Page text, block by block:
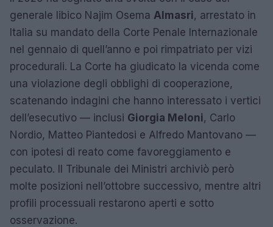
generale libico Najim Osema Almasri, arrestato in
Italia su mandato della Corte Penale Internazionale
nel gennaio di quell’anno e poi rimpatriato per vizi
procedurali. La Corte ha giudicato la vicenda come
una violazione degli obblighi di cooperazione,
scatenando indagini che hanno interessato i vertici
dell’esecutivo — inclusi Giorgia Meloni, Carlo
Nordio, Matteo Piantedosi e Alfredo Mantovano —
con ipotesi di reato come favoreggiamento e
peculato. Il Tribunale dei Ministri archiviò però
molte posizioni nell’ottobre successivo, mentre altri
profili processuali restarono aperti e sotto
osservazione.